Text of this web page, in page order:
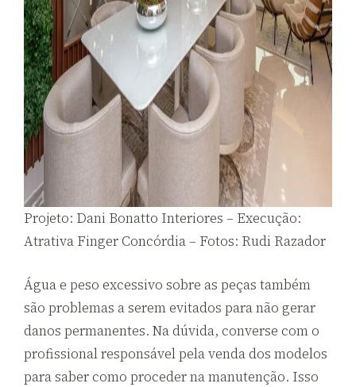
Projeto: Dani Bonatto Interiores – Execução:
Atrativa Finger Concórdia – Fotos: Rudi Razador
Água e peso excessivo sobre as peças também
são problemas a serem evitados para não gerar
danos permanentes. Na dúvida, converse com o
profissional responsável pela venda dos modelos
para saber como proceder na manutenção. Isso